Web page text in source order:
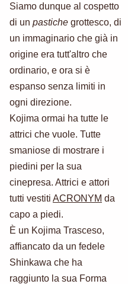
Siamo dunque al cospetto
di un pastiche grottesco, di
un immaginario che già in
origine era tutt'altro che
ordinario, e ora si è
espanso senza limiti in
ogni direzione.
Kojima ormai ha tutte le
attrici che vuole. Tutte
smaniose di mostrare i
piedini per la sua
cinepresa. Attrici e attori
tutti vestiti ACRONYM da
capo a piedi.
È un Kojima Trasceso,
affiancato da un fedele
Shinkawa che ha
raggiunto la sua Forma